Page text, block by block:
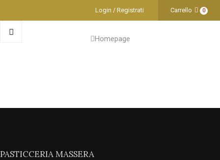
Login / Registrati Carrello 0
Homepage
PASTICCERIA MASSERA